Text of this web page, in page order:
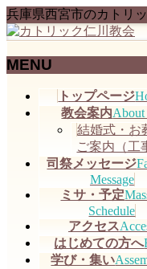
兵庫県西宮市のカトリ
MENU
トップページ
教会案内About
結婚式・お
ご案内（工
司祭メッセージ
Message
ミサ・予定
Schedule
アクセス
はじめての方へ
学び・集い